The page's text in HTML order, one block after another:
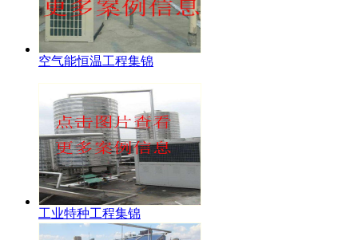
空气能恒温工程集锦
工业特种工程集锦